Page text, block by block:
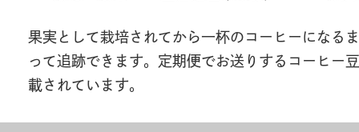
果実として栽培されてから一杯のコーヒーになる
って追跡できます。定期便でお送りするコーヒー
載されています。